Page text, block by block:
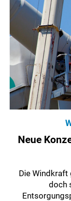
Neue
Die Windkraft
doch